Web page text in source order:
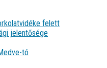
felett
jelentősége
tó